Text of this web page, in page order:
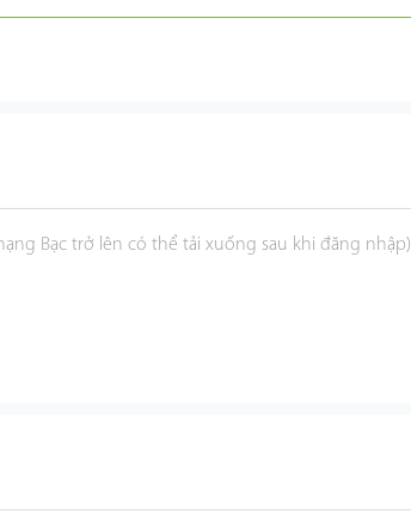
Bạc trở lên có thể tải xuống sau khi đăng nhập)